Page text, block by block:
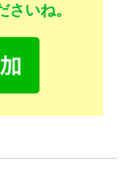
いね。